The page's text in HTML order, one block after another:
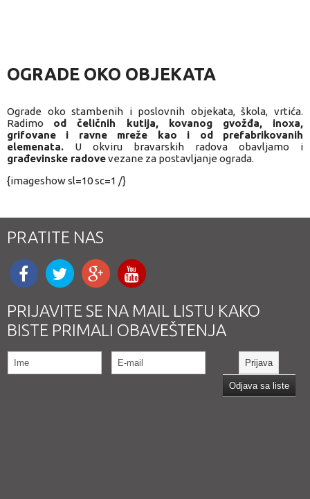
OGRADE OKO OBJEKATA
Ograde oko stambenih i poslovnih objekata, škola, vrtića.
Radimo od čeličnih kutija, kovanog gvožđa, inoxa,
grifovane i ravne mreže kao i od prefabrikovanih
elemenata. U okviru bravarskih radova obavljamo i
građevinske radovevezane za postavljanje ograda.
{imageshow sl=10 sc=1 /}
PRATITE NAS
PRIJAVITE SE NA MAIL LISTU KAKO
BISTE PRIMALI OBAVEŠTENJA